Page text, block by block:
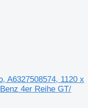
A6327508574, 1120 x
4er Reihe GT/